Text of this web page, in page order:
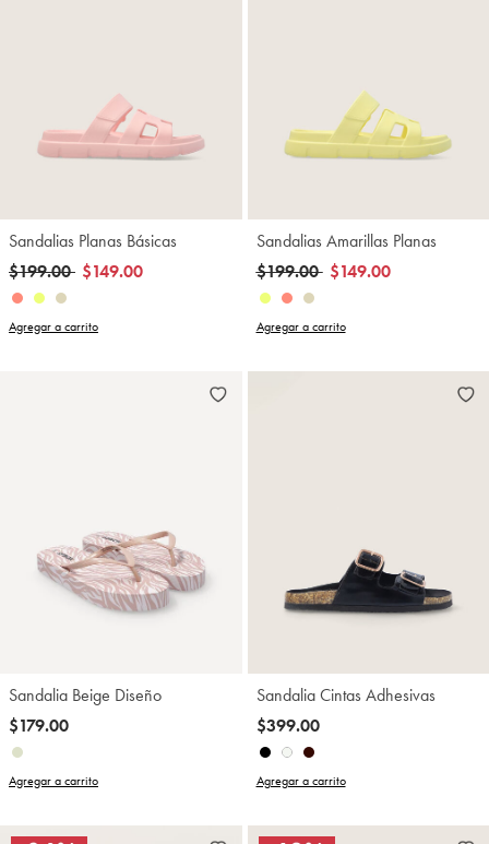
Sandalias Planas Básicas
Precio reducido de
$199.00a$149.00
Agregar a carrito
Sandalias Amarillas Planas
Precio reducido de
$199.00a$149.00
Agregar a carrito
Sandalia Beige Diseño
$179.00
Agregar a carrito
Sandalia Cintas Adhesivas
$399.00
Agregar a carrito